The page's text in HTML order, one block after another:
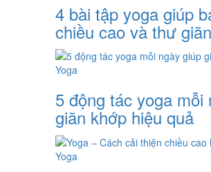
4 bài tập yoga giúp
chiều cao và thư
Yoga
5 động tác yoga mỗi
giãn khớp hiệu quả
Yoga